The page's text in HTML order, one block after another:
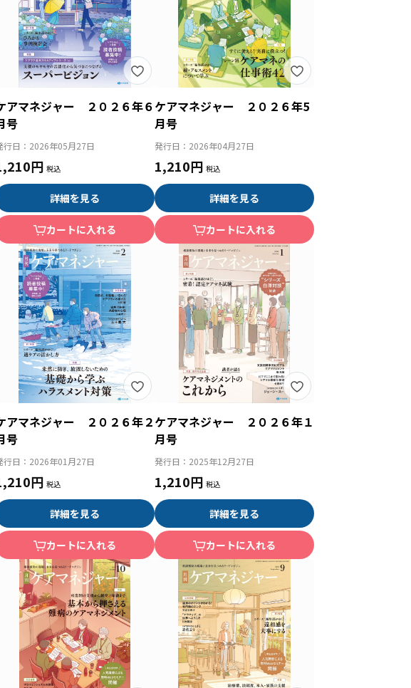
アマネジャー ２０２６年６
号
行日： 2026年05月27日
円
詳細を見る
カートに入れる
ケアマネジャー ２０２６年5
月号
発行日： 2026年04月27日
1,210円
詳細を見る
カートに入れる
アマネジャー ２０２６年２
号
行日： 2026年01月27日
円
詳細を見る
カートに入れる
ケアマネジャー ２０２６年１
月号
発行日： 2025年12月27日
1,210円
詳細を見る
カートに入れる